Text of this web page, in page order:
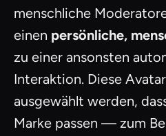
menschliche
einen persönliche,
zu einer ansonsten
Interaktion. Diese
ausgewählt werden,
Marke passen — zum